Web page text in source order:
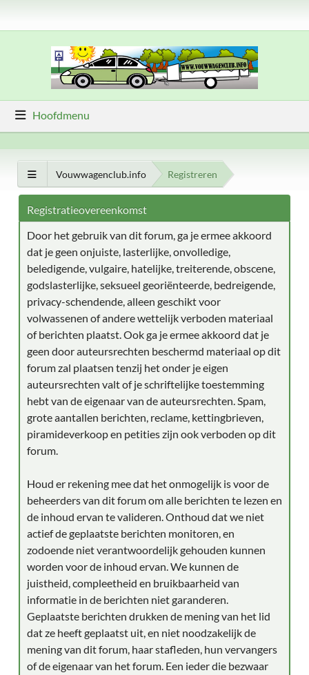
Hoofdmenu
Vouwwagenclub.info Registreren
Registratieovereenkomst
Door het gebruik van dit forum, ga je ermee akkoord
dat je geen onjuiste, lasterlijke, onvolledige,
beledigende, vulgaire, hatelijke, treiterende, obscene,
godslasterlijke, seksueel georiënteerde, bedreigende,
privacy-schendende, alleen geschikt voor
volwassenen of andere wettelijk verboden materiaal
of berichten plaatst. Ook ga je ermee akkoord dat je
geen door auteursrechten beschermd materiaal op dit
forum zal plaatsen tenzij het onder je eigen
auteursrechten valt of je schriftelijke toestemming
hebt van de eigenaar van de auteursrechten. Spam,
grote aantallen berichten, reclame, kettingbrieven,
piramideverkoop en petities zijn ook verboden op dit
forum.
Houd er rekening mee dat het onmogelijk is voor de
beheerders van dit forum om alle berichten te lezen en
de inhoud ervan te valideren. Onthoud dat we niet
actief de geplaatste berichten monitoren, en
zodoende niet verantwoordelijk gehouden kunnen
worden voor de inhoud ervan. We kunnen de
juistheid, compleetheid en bruikbaarheid van
informatie in de berichten niet garanderen.
Geplaatste berichten drukken de mening van het lid
dat ze heeft geplaatst uit, en niet noodzakelijk de
mening van dit forum, haar stafleden, hun vervangers
of de eigenaar van het forum. Een ieder die bezwaar